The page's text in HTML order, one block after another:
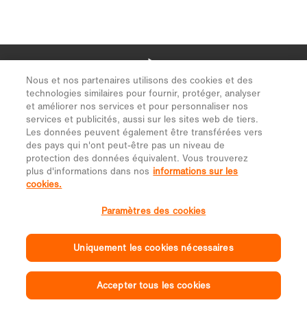
Nous et nos partenaires utilisons des cookies et des
technologies similaires pour fournir, protéger, analyser
et améliorer nos services et pour personnaliser nos
services et publicités, aussi sur les sites web de tiers.
Les données peuvent également être transférées vers
des pays qui n'ont peut-être pas un niveau de
protection des données équivalent. Vous trouverez
plus d'informations dans nos informations sur les
cookies.
Paramètres des cookies
Uniquement les cookies nécessaires
Accepter tous les cookies